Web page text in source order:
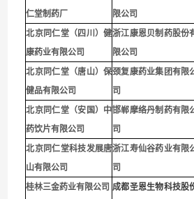
仁堂制药厂
限公司
北京同仁堂（四川）健
康药业有限公司
浙江康恩贝制药股份
限公司
北京同仁堂（唐山）保
健品有限公司
颈复康药业集团有限
司
北京同仁堂（安国）中
药饮片有限公司
邯郸摩络丹制药有限
司
北京同仁堂科技发展唐
山有限公司
浙江寿仙谷药业有限
司
桂林三金药业有限公司 成都圣恩生物科技股